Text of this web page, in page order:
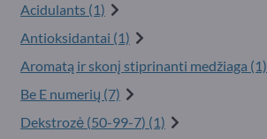
Acidulants (1)
Antioksidantai (1)
Aromatą ir skonį stiprinanti medžiaga (1)
Be E numerių (7)
Dekstrozė (50-99-7) (1)